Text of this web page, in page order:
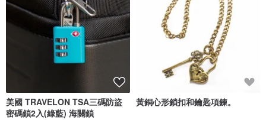
美國 TRAVELON TSA三碼防盜
密碼鎖2入(綠藍) 海關鎖
黃銅心形鎖扣和鑰匙項鍊。